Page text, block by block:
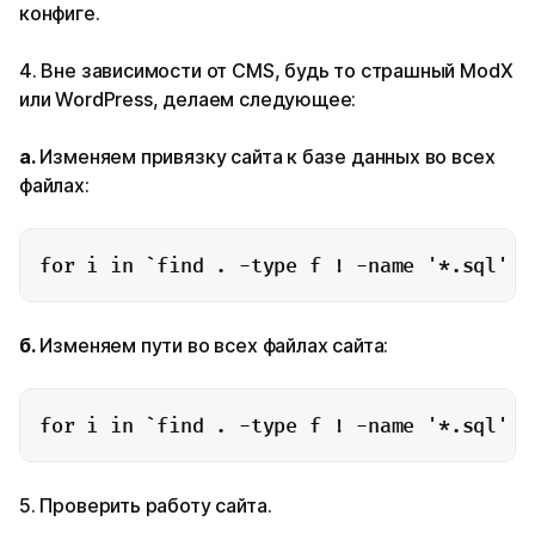
конфиге.
4. Вне зависимости от CMS, будь то страшный ModX
или WordPress, делаем следующее:
а.Изменяем привязку сайта к базе данных во всех
файлах:
for i in `find . -type f ! -name '*.sql' -exec
б.Изменяем пути во всех файлах сайта:
for i in `find . -type f ! -name '*.sql' -
5. Проверить работу сайта.